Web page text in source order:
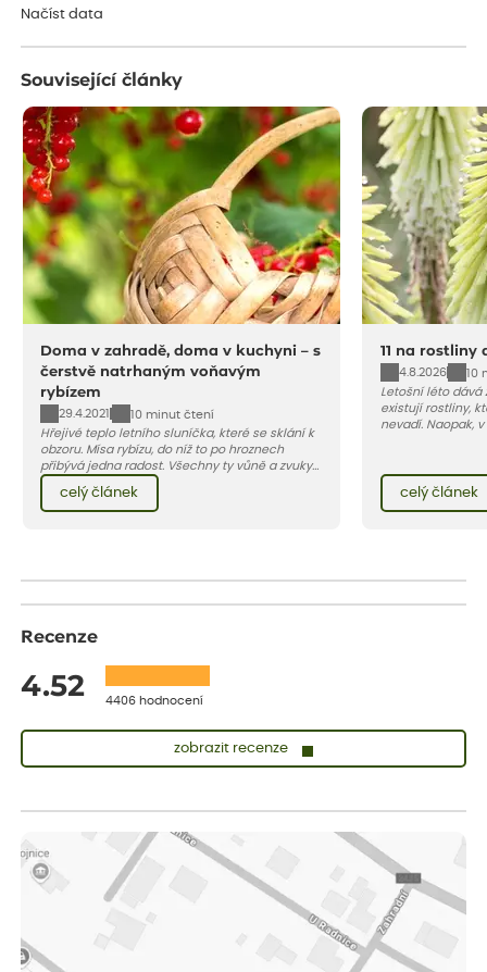
Načíst data
Související články
Doma v zahradě, doma v kuchyni – s
čerstvě natrhaným voňavým
rybízem
29.4.2021
10 minut čtení
Hřejivé teplo letního sluníčka, které se sklání k
obzoru. Mísa rybízu, do níž to po hroznech
přibývá jedna radost. Všechny ty vůně a zvuky
červencové zahrady. Sklizeň rybízu do kuchyně
vnese neuvěřitelný klid a radost. A taky trochu
bezstarostnosti dětství při mlsání babiččina
celý článek
11 na rostliny
4.8.2026
10
Letošní léto dává
existují rostliny,
nevadí. Naopak,
horké a suché
Pojďme se
celý článek
Recenze
4.52 4406 hodnocení
zobrazit recenze
Měla jsem pouze 1objednavku a zatím jsem spokojená se
sazenicemi
Miroslava
Rostliny byly v pořádku, dobře zabalené, celková spokojenost.